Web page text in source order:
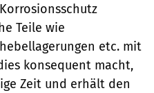
Teile wie
etc. mit
konsequent macht,
Zeit und erhält den